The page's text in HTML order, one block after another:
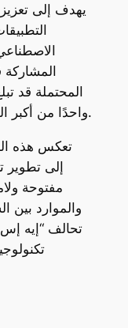
يهدف إلى
واحدًا من أكبر المشاريع المشتركة في هذه الصناعة.
تعكس هذه
إلى تطوير
مفتوحة
والموارد بين
تحالف “إيه إس